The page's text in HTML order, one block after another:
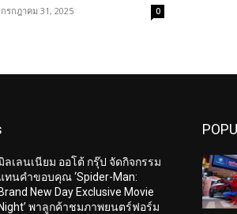
กรกฎาคม 31, 2025 0
ลเลนเนียม ออโต้ กรุ๊ป จัดกิจกรรม
ทนคำขอบคุณ ‘Spider-Man:
Brand New Day Exclusive Movie
Night’ พาลูกค้าชมภาพยนตร์ฟอร์ม